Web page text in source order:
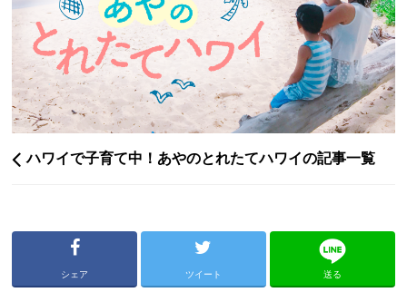
ハワイで子育て中！あやのとれたてハワイの記事一覧
シェア ツイート 送る